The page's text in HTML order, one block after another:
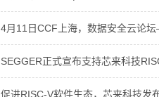
4月11日CCF上海，数据安全云论
SEGGER正式宣布支持芯来科技
促进RISC-V软件生态，芯来科技发